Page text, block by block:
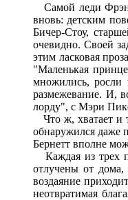
Самой леди
вновь: детским
Бичер-Стоу,
очевидно. Своей
этим ласковая
"Маленькая
множились, росли
размежевание. И,
лорду", с Мэри
Что ж, хватает и
обнаружился даже
Бернетт вполне
Каждая из трех
отлучены от дома,
воздаяние
неотвратимая